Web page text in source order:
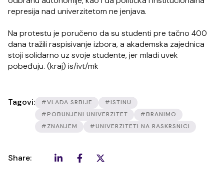
represija nad univerzitetom ne jenjava.
Na protestu je poručeno da su studenti pre tačno 400
dana tražili raspisivanje izbora, a akademska zajednica
stoji solidarno uz svoje studente, jer mladi uvek
pobeđuju. (kraj) is/ivt/mk
Tagovi: #VLADA SRBIJE
#ISTINU
#POBUNJENI UNIVERZITET
#BRANIMO
#ZNANJEM
#UNIVERZITETI NA RASKRSNICI
Share: